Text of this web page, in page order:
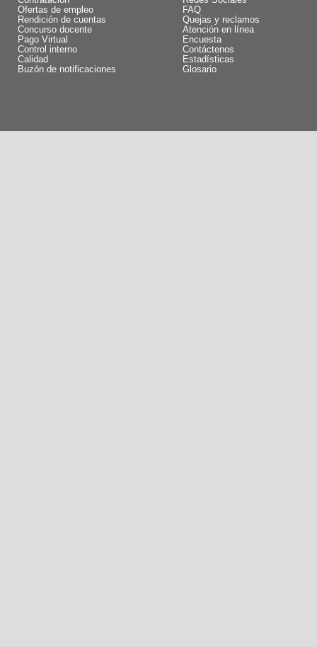
Ofertas de empleo
Rendición de cuentas
Concurso docente
Pago Virtual
Control interno
Calidad
Buzón de notificaciones
FAQ
Quejas y reclamos
Atención en línea
Encuesta
Contáctenos
Estadísticas
Glosario